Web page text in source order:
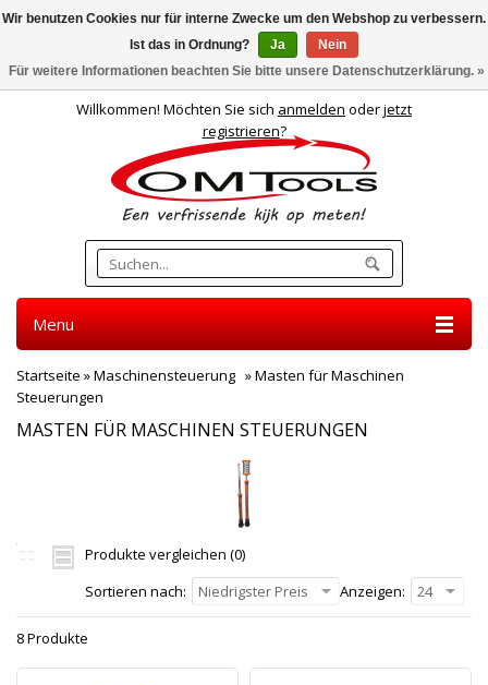
Willkommen! Möchten Sie sich anmelden oderjetzt
registrieren?
Menu
Startseite »Maschinensteuerung »Masten für Maschinen
Steuerungen
MASTEN FÜR MASCHINEN STEUERUNGEN
Produkte vergleichen (0)
Sortieren nach:
Niedrigster Preis Anzeigen: 24
8 Produkte
Wir benutzen Cookies nur für interne Zwecke um den Webshop zu verbessern.
Ist das in Ordnung?
Ja
Nein
Für weitere Informationen beachten Sie bitte unsere Datenschutzerklärung. »